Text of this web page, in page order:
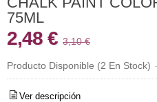
75ML
2,48 € 3,10 €
Producto Disponible (2 En Stock) -
Ver descripción